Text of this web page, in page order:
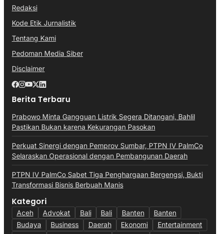
Redaksi
Kode Etik Jurnalistik
Tentang Kami
Pedoman Media Siber
Disclaimer
Berita Terbaru
Prabowo Minta Gangguan Listrik Segera Ditangani, Bahlil
Pastikan Bukan karena Kekurangan Pasokan
Perkuat Sinergi dengan Pemprov Sumbar, PTPN IV PalmCo
Selaraskan Operasional dengan Pembangunan Daerah
PTPN IV PalmCo Sabet Tiga Penghargaan Bergengsi, Bukti
Transformasi Bisnis Berbuah Manis
Kategori
Aceh Advokat Bali Bali Banten
Banten
Budaya
Business Daerah Ekonomi
Entertainment